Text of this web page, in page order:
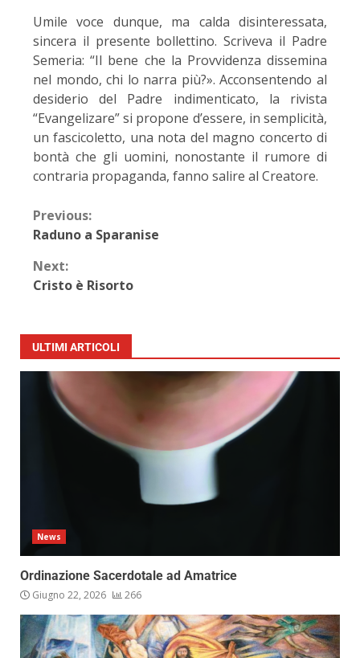
Umile voce dunque, ma calda disinteressata,
sincera il presente bollettino. Scriveva il Padre
Semeria: “Il bene che la Provvidenza dissemina
nel mondo, chi lo narra più?». Acconsentendo al
desiderio del Padre indimenticato, la rivista
“Evangelizare” si propone d’essere, in semplicità,
un fascicoletto, una nota del magno concerto di
bontà che gli uomini, nonostante il rumore di
contraria propaganda, fanno salire al Creatore.
Previous:
Raduno a Sparanise
Next:
Cristo è Risorto
ULTIMI ARTICOLI
News
Ordinazione Sacerdotale ad Amatrice
Giugno 22, 2026 266